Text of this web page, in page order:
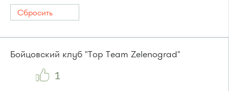
Сбросить
Бойцовский клуб "Top Team Zelenograd"
1